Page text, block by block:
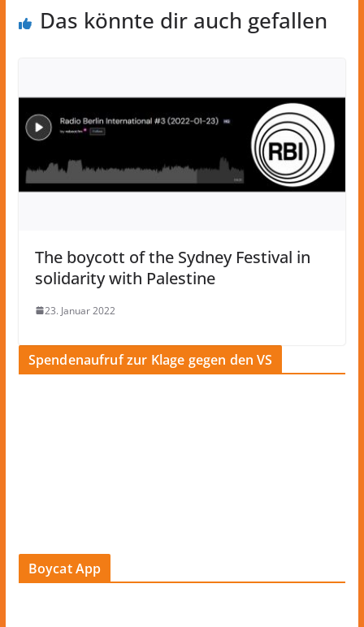
Das könnte dir auch gefallen
The boycott of the Sydney Festival in
solidarity with Palestine
23. Januar 2022
Spendenaufruf zur Klage gegen den VS
Boycat App